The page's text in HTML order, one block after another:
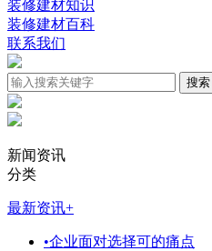
装修建材知识
装修建材百科
联系我们
新闻资讯
分类
最新资讯+
•企业面对选择可的痛点